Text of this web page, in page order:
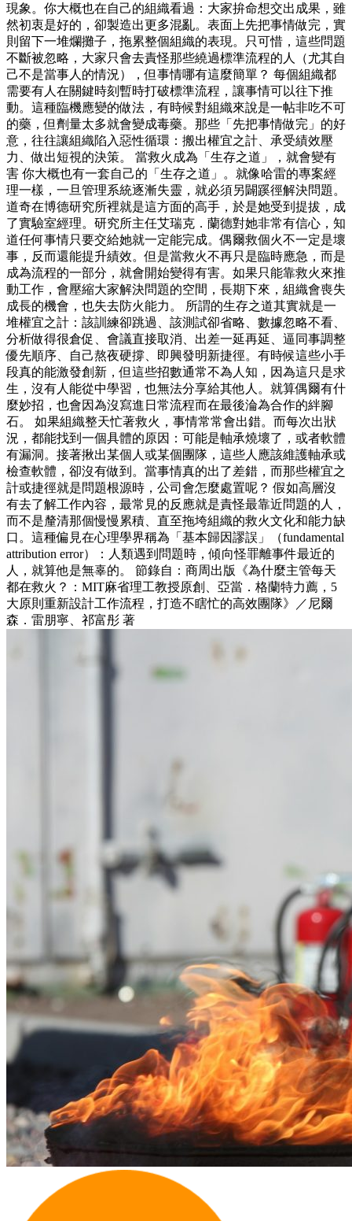
現象。你大概也在自己的組織看過：大家拚命想交出成果，雖
然初衷是好的，卻製造出更多混亂。表面上先把事情做完，實
則留下一堆爛攤子，拖累整個組織的表現。只可惜，這些問題
不斷被忽略，大家只會去責怪那些繞過標準流程的人（尤其自
己不是當事人的情況），但事情哪有這麼簡單？ 每個組織都
需要有人在關鍵時刻暫時打破標準流程，讓事情可以往下推
動。這種臨機應變的做法，有時候對組織來說是一帖非吃不可
的藥，但劑量太多就會變成毒藥。那些「先把事情做完」的好
意，往往讓組織陷入惡性循環：搬出權宜之計、承受績效壓
力、做出短視的決策。 當救火成為「生存之道」，就會變有
害 你大概也有一套自己的「生存之道」。就像哈雷的專案經
理一樣，一旦管理系統逐漸失靈，就必須另闢蹊徑解決問題。
道奇在博德研究所裡就是這方面的高手，於是她受到提拔，成
了實驗室經理。研究所主任艾瑞克．蘭德對她非常有信心，知
道任何事情只要交給她就一定能完成。偶爾救個火不一定是壞
事，反而還能提升績效。但是當救火不再只是臨時應急，而是
成為流程的一部分，就會開始變得有害。如果只能靠救火來推
動工作，會壓縮大家解決問題的空間，長期下來，組織會喪失
成長的機會，也失去防火能力。 所謂的生存之道其實就是一
堆權宜之計：該訓練卻跳過、該測試卻省略、數據忽略不看、
分析做得很倉促、會議直接取消、出差一延再延、逼同事調整
優先順序、自己熬夜硬撐、即興發明新捷徑。有時候這些小手
段真的能激發創新，但這些招數通常不為人知，因為這只是求
生，沒有人能從中學習，也無法分享給其他人。就算偶爾有什
麼妙招，也會因為沒寫進日常流程而在最後淪為合作的絆腳
石。 如果組織整天忙著救火，事情常常會出錯。而每次出狀
況，都能找到一個具體的原因：可能是軸承燒壞了，或者軟體
有漏洞。接著揪出某個人或某個團隊，這些人應該維護軸承或
檢查軟體，卻沒有做到。當事情真的出了差錯，而那些權宜之
計或捷徑就是問題根源時，公司會怎麼處置呢？ 假如高層沒
有去了解工作內容，最常見的反應就是責怪最靠近問題的人，
而不是釐清那個慢慢累積、直至拖垮組織的救火文化和能力缺
口。這種偏見在心理學界稱為「基本歸因謬誤」（fundamental
attribution error）：人類遇到問題時，傾向怪罪離事件最近的
人，就算他是無辜的。 節錄自：商周出版《為什麼主管每天
都在救火？：MIT麻省理工教授原創、亞當．格蘭特力薦，5
大原則重新設計工作流程，打造不瞎忙的高效團隊》／尼爾
森．雷朋寧、祁富彤 著